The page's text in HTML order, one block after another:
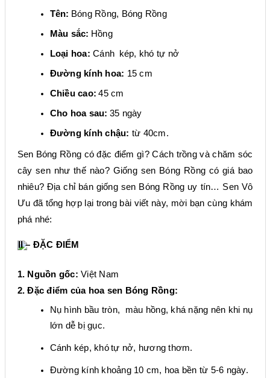
Tên: Bóng Rồng, Bóng Rồng
Màu sắc: Hồng
Loại hoa: Cánh kép, khó tự nở
Đường kính hoa: 15 cm
Chiều cao: 45 cm
Cho hoa sau: 35 ngày
Đường kính chậu: từ 40cm.
Sen Bóng Rồng có đặc điểm gì? Cách trồng và chăm sóc
cây sen như thế nào? Giống sen Bóng Rồng có giá bao
nhiêu? Địa chỉ bán giống sen Bóng Rồng uy tín… Sen Vô
Ưu đã tổng hợp lại trong bài viết này, mời bạn cùng khám
phá nhé:
II – ĐẶC ĐIỂM
1. Nguồn gốc: Việt Nam
2. Đặc điểm của hoa sen Bóng Rồng:
Nụ hình bầu tròn, màu hồng, khá nặng nên khi nụ
lớn dễ bị gục.
Cánh kép, khó tự nở, hương thơm.
Đường kính khoảng 10 cm, hoa bền từ 5-6 ngày.